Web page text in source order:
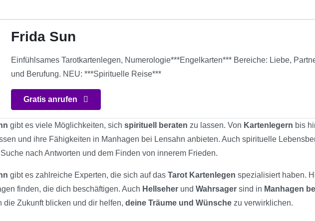
Frida Sun
Einfühlsames Tarotkartenlegen, Numerologie***Engelkarten*** Bereiche: Liebe,
und Berufung. NEU: ***Spirituelle Reise***
Gratis anrufen
gibt es viele Möglichkeiten, sich spirituell beraten zu lassen. Von Kartenlegern bis
und ihre Fähigkeiten in Manhagen bei Lensahn anbieten. Auch spirituelle
nach Antworten und dem Finden von innerem Frieden.
gibt es zahlreiche Experten, die sich auf das Tarot Kartenlegen spezialisiert haben.
finden, die dich beschäftigen. Auch Hellseher und Wahrsager sind in Manhagen
die Zukunft blicken und dir helfen, deine Träume und Wünsche zu verwirklichen.